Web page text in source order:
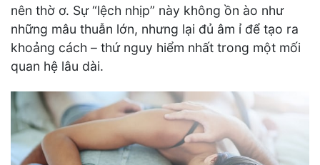
nên thờ ơ. Sự “lệch nhịp” này không ồn ào như
những mâu thuẫn lớn, nhưng lại đủ âm ỉ để tạo ra
khoảng cách – thứ nguy hiểm nhất trong một mối
quan hệ lâu dài.